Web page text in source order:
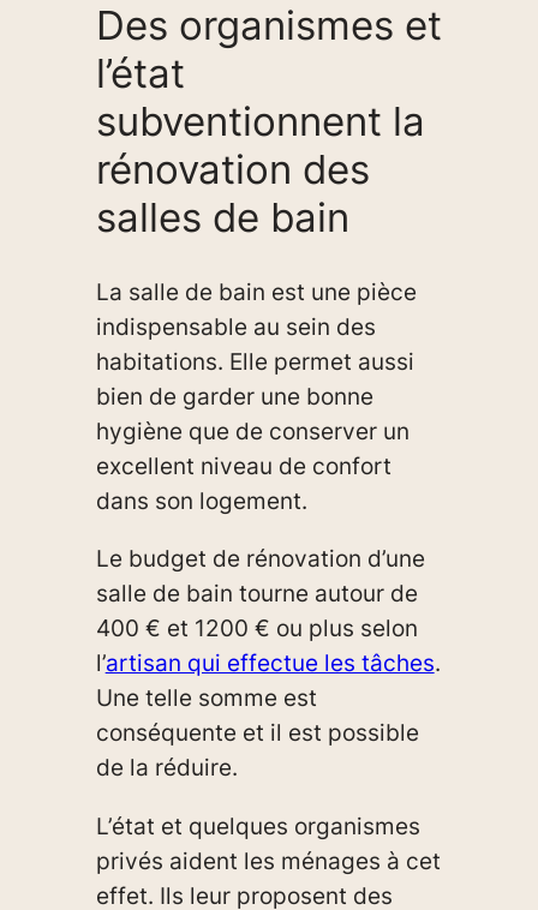
Des organismes et
l’état
subventionnent la
rénovation des
salles de bain
La salle de bain est une pièce
indispensable au sein des
habitations. Elle permet aussi
bien de garder une bonne
hygiène que de conserver un
excellent niveau de confort
dans son logement.
Le budget de rénovation d’une
salle de bain tourne autour de
400 € et 1200 € ou plus selon
l’artisan qui effectue les tâches.
Une telle somme est
conséquente et il est possible
de la réduire.
L’état et quelques organismes
privés aident les ménages à cet
effet. Ils leur proposent des